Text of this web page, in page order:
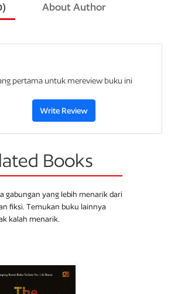
tim untuk menciptakan tim yang berprestasi,
untuk menjadi leader
berprestasi, mari
) About Author
pertama untuk mereview buku ini
Write Review
Books
gabungan yang lebih menarik dari
fiksi. Temukan buku lainnya
kalah menarik.